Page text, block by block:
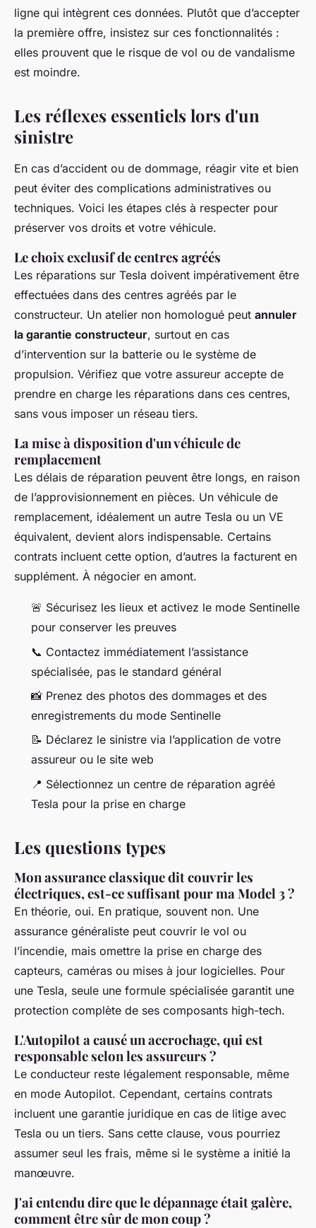
ligne qui intègrent ces données. Plutôt que d’accepter
la première offre, insistez sur ces fonctionnalités :
elles prouvent que le risque de vol ou de vandalisme
est moindre.
Les réflexes essentiels lors d'un
sinistre
En cas d’accident ou de dommage, réagir vite et bien
peut éviter des complications administratives ou
techniques. Voici les étapes clés à respecter pour
préserver vos droits et votre véhicule.
Le choix exclusif de centres agréés
Les réparations sur Tesla doivent impérativement être
effectuées dans des centres agréés par le
constructeur. Un atelier non homologué peut annuler
la garantie constructeur, surtout en cas
d’intervention sur la batterie ou le système de
propulsion. Vérifiez que votre assureur accepte de
prendre en charge les réparations dans ces centres,
sans vous imposer un réseau tiers.
La mise à disposition d'un véhicule de
remplacement
Les délais de réparation peuvent être longs, en raison
de l’approvisionnement en pièces. Un véhicule de
remplacement, idéalement un autre Tesla ou un VE
équivalent, devient alors indispensable. Certains
contrats incluent cette option, d’autres la facturent en
supplément. À négocier en amont.
🚨 Sécurisez les lieux et activez le mode Sentinelle
pour conserver les preuves
📞 Contactez immédiatement l’assistance
spécialisée, pas le standard général
📸 Prenez des photos des dommages et des
enregistrements du mode Sentinelle
📝 Déclarez le sinistre via l’application de votre
assureur ou le site web
📍 Sélectionnez un centre de réparation agréé
Tesla pour la prise en charge
Les questions types
Mon assurance classique dit couvrir les
électriques, est-ce suffisant pour ma Model 3 ?
En théorie, oui. En pratique, souvent non. Une
assurance généraliste peut couvrir le vol ou
l’incendie, mais omettre la prise en charge des
capteurs, caméras ou mises à jour logicielles. Pour
une Tesla, seule une formule spécialisée garantit une
protection complète de ses composants high-tech.
L'Autopilot a causé un accrochage, qui est
responsable selon les assureurs ?
Le conducteur reste légalement responsable, même
en mode Autopilot. Cependant, certains contrats
incluent une garantie juridique en cas de litige avec
Tesla ou un tiers. Sans cette clause, vous pourriez
assumer seul les frais, même si le système a initié la
manœuvre.
J'ai entendu dire que le dépannage était galère,
comment être sûr de mon coup ?